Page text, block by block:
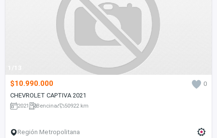
1/13
$10.990.000
0
CHEVROLET CAPTIVA 2021
2021 Bencina 50922 km
Región Metropolitana